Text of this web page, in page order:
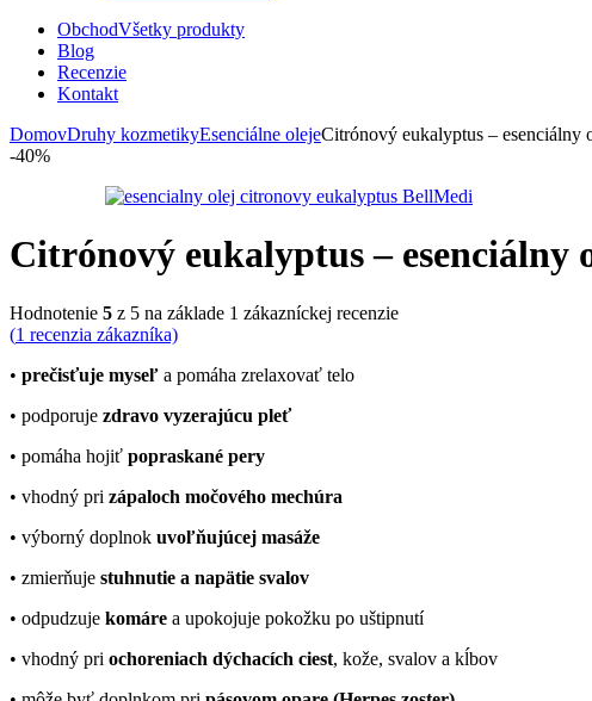
ObchodVšetky produkty
Blog
Recenzie
Kontakt
DomovDruhy kozmetikyEsenciálne olejeCitrónový eukalyptus – esenciálny
-40%
Citrónový eukalyptus – esenciálny
Hodnotenie 5 z 5 na základe 1 zákazníckej recenzie
(1 recenzia zákazníka)
• prečisťuje myseľ a pomáha zrelaxovať telo
• podporuje zdravo vyzerajúcu pleť
• pomáha hojiť popraskané pery
• vhodný pri zápaloch močového mechúra
• výborný doplnok uvoľňujúcej masáže
• zmierňuje stuhnutie a napätie svalov
• odpudzuje komáre a upokojuje pokožku po uštipnutí
• vhodný pri ochoreniach dýchacích ciest, kože, svalov a kĺbov